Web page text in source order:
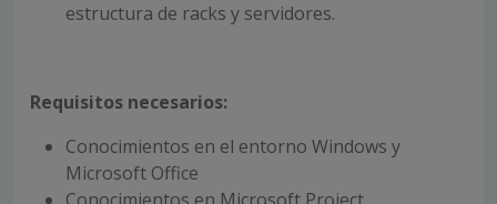
estructura de racks y servidores.
Requisitos necesarios:
Conocimientos en el entorno Windows y
Microsoft Office